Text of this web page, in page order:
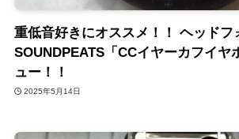
重低音好きにオススメ！！ ヘッドフ
SOUNDPEATS「CCイヤーカフイヤ
ュー！！
2025年5月14日